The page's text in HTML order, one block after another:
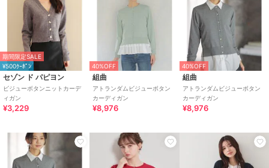
期間限定SALE
¥500ｸｰﾎﾟﾝ
セゾン ド パピヨン
ビジューボタンニットカーデ
ィガン
¥3,229
40%OFF
組曲
アトランダムビジューボタン
カーディガン
¥8,976
40%OFF
組曲
アトランダムビジューボタン
カーディガン
¥8,976